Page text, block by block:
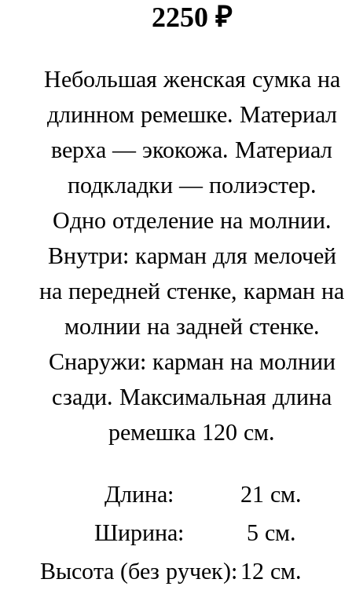
2250 ₽
Небольшая женская сумка на
длинном ремешке. Материал
верха — экокожа. Материал
подкладки — полиэстер.
Одно отделение на молнии.
Внутри: карман для мелочей
на передней стенке, карман на
молнии на задней стенке.
Снаружи: карман на молнии
сзади. Максимальная длина
ремешка 120 см.
Длина:
21 см.
Ширина:
5 см.
Высота (без ручек): 12 см.